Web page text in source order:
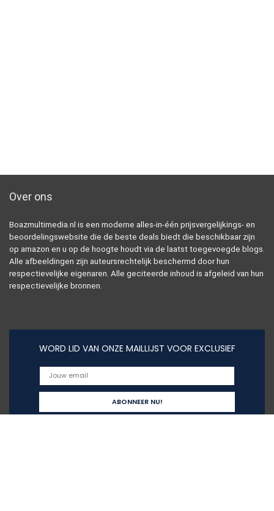
Over ons
Boazmultimedia.nl is een moderne alles-in-één prijsvergelijkings- en
beoordelingswebsite die de beste deals biedt die beschikbaar zijn
op amazon en u op de hoogte houdt via de laatst toegevoegde blogs.
Alle afbeeldingen zijn auteursrechtelijk beschermd door hun
respectievelijke eigenaren. Alle geciteerde inhoud is afgeleid van hun
respectievelijke bronnen.
WORD LID VAN ONZE MAILLIJST VOOR EXCLUSIEF